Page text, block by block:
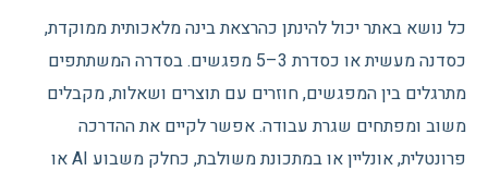
כל נושא באתר יכול להינתן כהרצאת בינה מלאכותית ממוקדת,
כסדנה מעשית או כסדרת 3–5 מפגשים. בסדרה המשתתפים
מתרגלים בין המפגשים, חוזרים עם תוצרים ושאלות, מקבלים
משוב ומפתחים שגרת עבודה. אפשר לקיים את ההדרכה
פרונטלית, אונליין או במתכונת משולבת, כחלק משבוע AI או